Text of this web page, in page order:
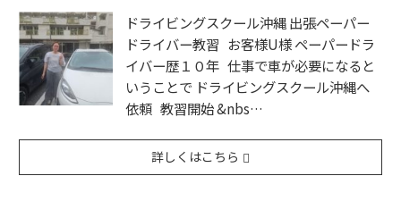
ドライビングスクール沖縄 出張ペーパー
ドライバー教習 お客様U様 ペーパードラ
イバー歴１０年 仕事で車が必要になると
いうことで ドライビングスクール沖縄へ
依頼 教習開始 &nbs…
詳しくはこちら